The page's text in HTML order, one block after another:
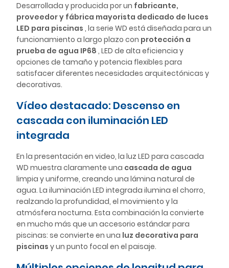
Desarrollada y producida por un fabricante,
proveedor y fábrica mayorista dedicado de luces
LED para piscinas , la serie WD está diseñada para un
funcionamiento a largo plazo con protección a
prueba de agua IP68 , LED de alta eficiencia y
opciones de tamaño y potencia flexibles para
satisfacer diferentes necesidades arquitectónicas y
decorativas.
Vídeo destacado: Descenso en
cascada con iluminación LED
integrada
En la presentación en video, la luz LED para cascada
WD muestra claramente una cascada de agua
limpia y uniforme, creando una lámina natural de
agua. La iluminación LED integrada ilumina el chorro,
realzando la profundidad, el movimiento y la
atmósfera nocturna. Esta combinación la convierte
en mucho más que un accesorio estándar para
piscinas: se convierte en una luz decorativa para
piscinas y un punto focal en el paisaje.